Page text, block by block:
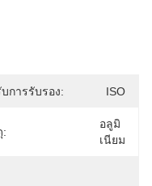
การรับรอง: ISO
:
อลูมิ
เนียม